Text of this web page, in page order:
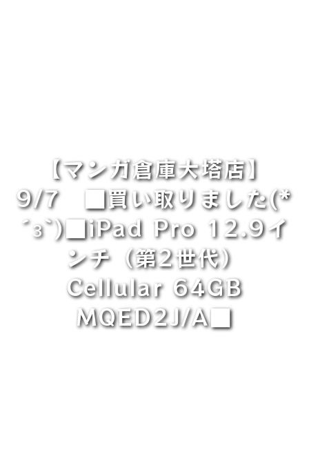
【マンガ倉庫大塔店】
9/7 ■買い取りました(*
´з`)■iPad Pro 12.9イ
ンチ（第2世代）
Cellular 64GB
MQED2J/A■